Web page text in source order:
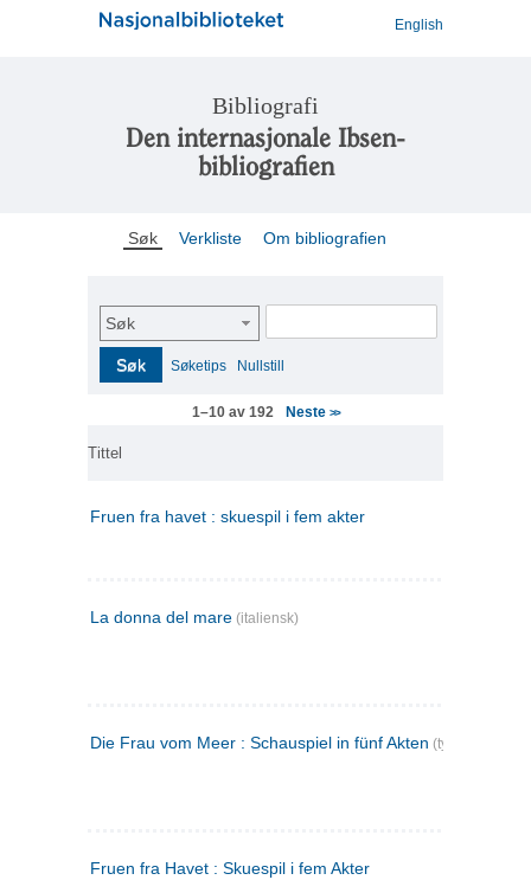
English
Bibliografi
Den internasjonale Ibsen-
bibliografien
Søk Verkliste Om bibliografien
Søk
Søk Søketips Nullstill
1–10 av 192 Neste >>
Tittel
Fruen fra havet : skuespil i fem akter
La donna del mare (italiensk)
Die Frau vom Meer : Schauspiel in fünf Akten (tysk)
Fruen fra Havet : Skuespil i fem Akter